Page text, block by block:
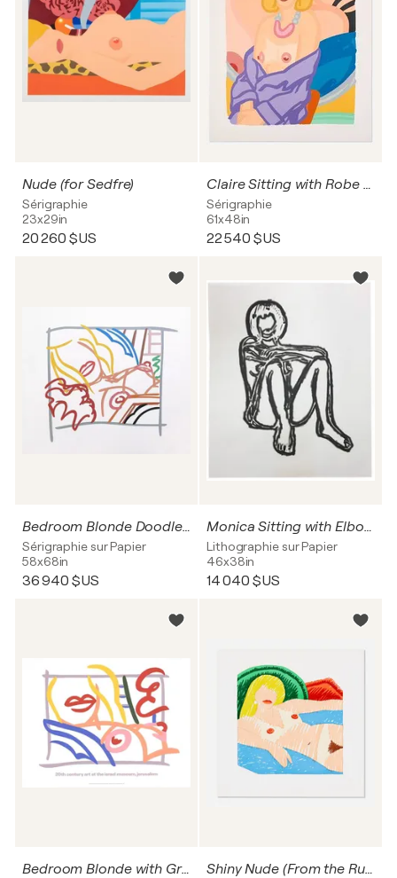
Nude (for Sedfre)
Sérigraphie
23x29in
20 260 $US
Claire Sitting with Robe Half Off
Sérigraphie
61x48in
22 540 $US
Bedroom Blonde Doodle with Photo
Sérigraphie sur Papier
58x68in
36 940 $US
Monica Sitting with Elbows on Knees
Lithographie sur Papier
46x38in
14 040 $US
Bedroom Blonde with Green Drape Shiny Nude (From the Rubber Stamp Portfolio)